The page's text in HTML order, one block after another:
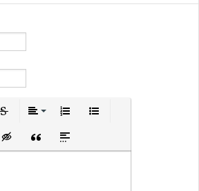
защищенную ссылку
смайлик
Вставка скрытого текста
Вставка цитаты
Вставка спойлера